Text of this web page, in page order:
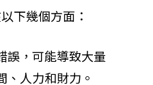
下幾個方面：
誤，可能導致大量
、人力和財力。